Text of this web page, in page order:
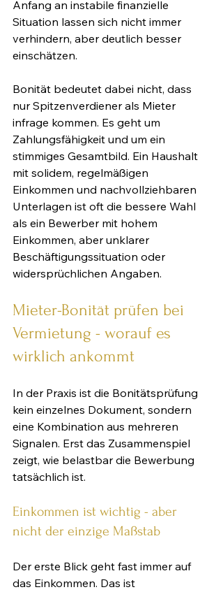
Anfang an instabile finanzielle
Situation lassen sich nicht immer
verhindern, aber deutlich besser
einschätzen.
Bonität bedeutet dabei nicht, dass
nur Spitzenverdiener als Mieter
infrage kommen. Es geht um
Zahlungsfähigkeit und um ein
stimmiges Gesamtbild. Ein Haushalt
mit solidem, regelmäßigen
Einkommen und nachvollziehbaren
Unterlagen ist oft die bessere Wahl
als ein Bewerber mit hohem
Einkommen, aber unklarer
Beschäftigungssituation oder
widersprüchlichen Angaben.
Mieter-Bonität prüfen bei
Vermietung - worauf es
wirklich ankommt
In der Praxis ist die Bonitätsprüfung
kein einzelnes Dokument, sondern
eine Kombination aus mehreren
Signalen. Erst das Zusammenspiel
zeigt, wie belastbar die Bewerbung
tatsächlich ist.
Einkommen ist wichtig - aber
nicht der einzige Maßstab
Der erste Blick geht fast immer auf
das Einkommen. Das ist